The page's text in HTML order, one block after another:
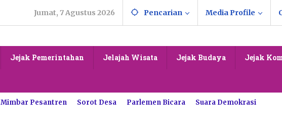
Jumat, 7 Agustus 2026 Pencarian Media Profile
Jejak Pemerintahan Jelajah Wisata Jejak Budaya Jejak
Mimbar Pesantren Sorot Desa Parlemen Bicara Suara Demokrasi